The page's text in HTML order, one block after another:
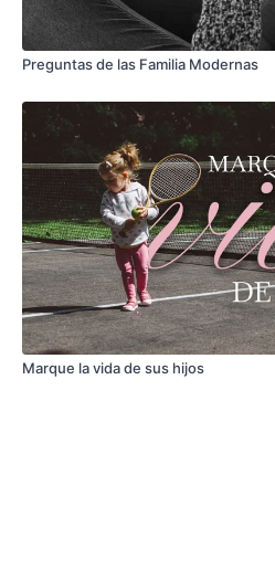
Preguntas de las Familia Modernas
Marque la vida de sus hijos